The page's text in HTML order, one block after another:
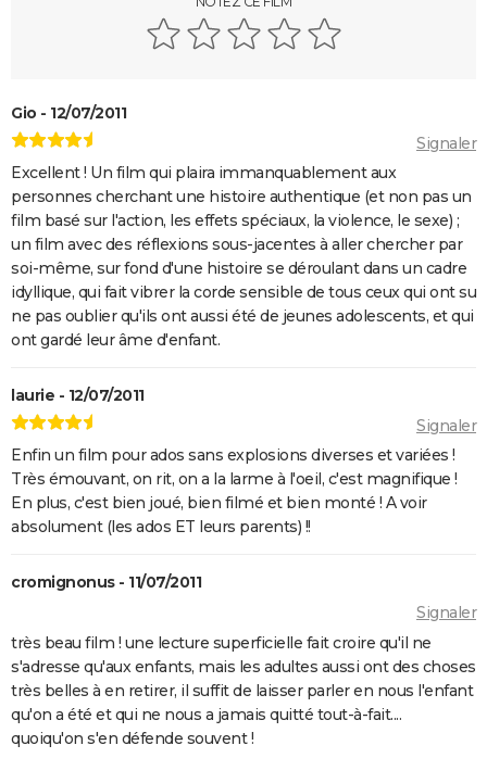
Captain Fantastic : synopsis, casting, bande-
annonce, streaming, avis...
Le Fabuleux Destin d'Amélie Poulain : synopsis,
casting, bande-annonce, streaming...
Les goûts et les couleurs
Kinds of Kindness : notre critique du dernier film de
Yorgos Lanthimos
May December
Breakfast Club : synopsis, casting, streaming, avis...
Big Fish
Lost in Translation : synopsis, casting, bande-
annonce, streaming, avis...
Juno
du film
Gio - 12/07/2011
Signaler
Excellent ! Un film qui plaira immanquablement aux
personnes cherchant une histoire authentique (et non pas un
film basé sur l'action, les effets spéciaux, la violence, le sexe) ;
un film avec des réflexions sous-jacentes à aller chercher par
soi-même, sur fond d'une histoire se déroulant dans un cadre
idyllique, qui fait vibrer la corde sensible de tous ceux qui ont su
ne pas oublier qu'ils ont aussi été de jeunes adolescents, et qui
ont gardé leur âme d'enfant.
laurie - 12/07/2011
Signaler
Enfin un film pour ados sans explosions diverses et variées !
Très émouvant, on rit, on a la larme à l'oeil, c'est magnifique !
En plus, c'est bien joué, bien filmé et bien monté ! A voir
absolument (les ados ET leurs parents) !!
cromignonus - 11/07/2011
Signaler
très beau film ! une lecture superficielle fait croire qu'il ne
s'adresse qu'aux enfants, mais les adultes aussi ont des choses
très belles à en retirer, il suffit de laisser parler en nous l'enfant
qu'on a été et qui ne nous a jamais quitté tout-à-fait....
quoiqu'on s'en défende souvent !